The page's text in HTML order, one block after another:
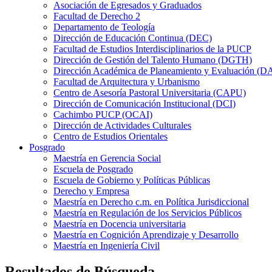
Asociación de Egresados y Graduados
Facultad de Derecho 2
Departamento de Teología
Dirección de Educación Continua (DEC)
Facultad de Estudios Interdisciplinarios de la PUCP
Dirección de Gestión del Talento Humano (DGTH)
Dirección Académica de Planeamiento y Evaluación
Facultad de Arquitectura y Urbanismo
Centro de Asesoría Pastoral Universitaria (CAPU)
Dirección de Comunicación Institucional (DCI)
Cachimbo PUCP (OCAI)
Dirección de Actividades Culturales
Centro de Estudios Orientales
Posgrado
Maestría en Gerencia Social
Escuela de Posgrado
Escuela de Gobierno y Políticas Públicas
Derecho y Empresa
Maestría en Derecho c.m. en Política Jurisdiccional
Maestría en Regulación de los Servicios Públicos
Maestría en Docencia universitaria
Maestría en Cognición Aprendizaje y Desarrollo
Maestría en Ingeniería Civil